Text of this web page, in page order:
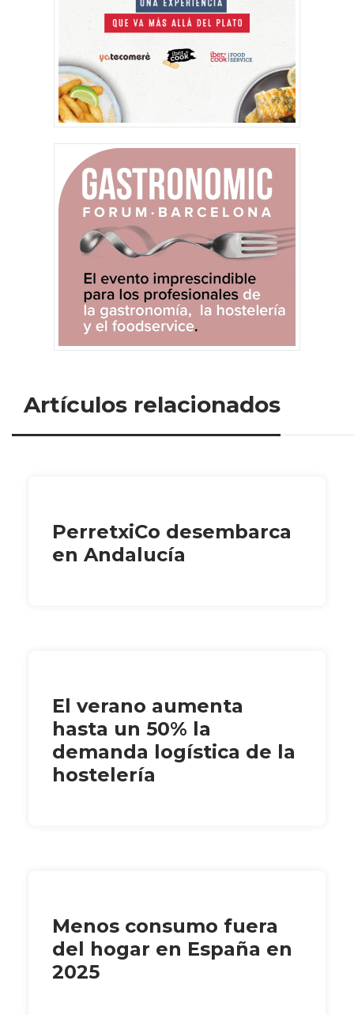
Artículos relacionados
PerretxiCo desembarca
en Andalucía
El verano aumenta
hasta un 50% la
demanda logística de la
hostelería
Menos consumo fuera
del hogar en España en
2025